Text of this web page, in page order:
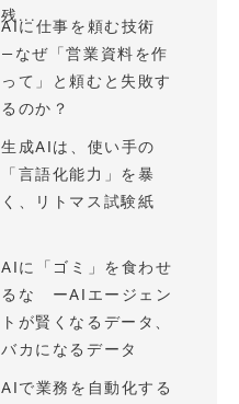
残...
AIに仕事を頼む技術
—なぜ「営業資料を作
って」と頼むと失敗す
るのか？
生成AIは、使い手の
「言語化能力」を暴
く、リトマス試験紙
AIに「ゴミ」を食わせ
るな ーAIエージェン
トが賢くなるデータ、
バカになるデータ
AIで業務を自動化する